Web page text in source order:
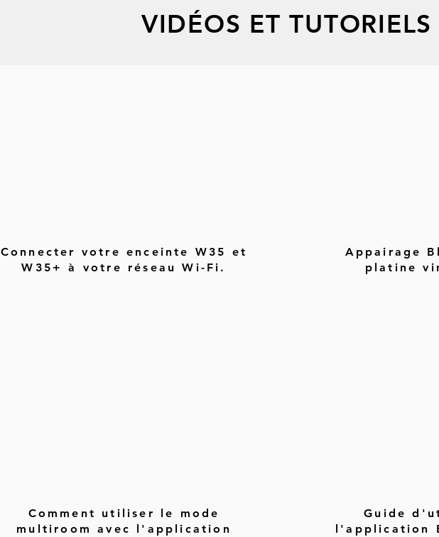
VIDÉOS ET TUTORIELS
Connecter votre enceinte W35 et
W35+ à votre réseau Wi-Fi.
Appairage
platine
Comment utiliser le mode
multiroom avec l'application
Guide
l'application